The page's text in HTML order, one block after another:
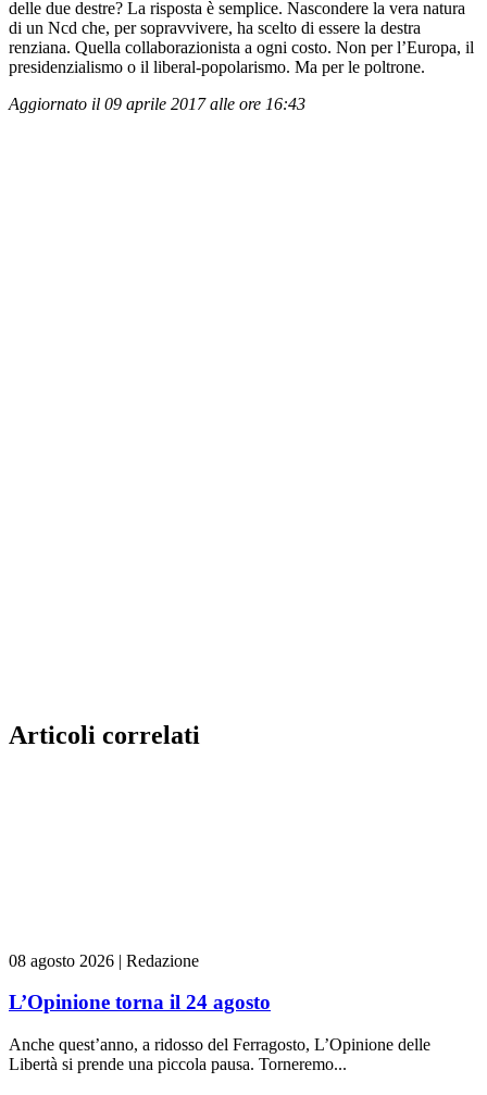
delle due destre? La risposta è semplice. Nascondere la vera natura
di un Ncd che, per sopravvivere, ha scelto di essere la destra
renziana. Quella collaborazionista a ogni costo. Non per l’Europa, il
presidenzialismo o il liberal-popolarismo. Ma per le poltrone.
Aggiornato il 09 aprile 2017 alle ore 16:43
Articoli correlati
08 agosto 2026 | Redazione
L’Opinione torna il 24 agosto
Anche quest’anno, a ridosso del Ferragosto, L’Opinione delle
Libertà si prende una piccola pausa. Torneremo...